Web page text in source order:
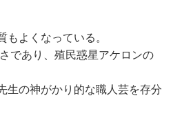
よくなっている。
であり、殖民惑星アケロンの
生の神がかり的な職人芸を存分